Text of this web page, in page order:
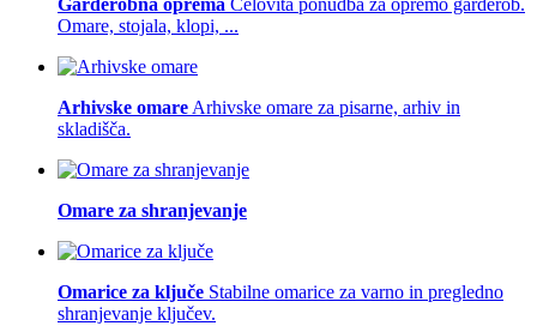
Garderobna oprema Celovita ponudba za opremo garderob.
Omare, stojala, klopi, ...
Arhivske omare Arhivske omare za pisarne, arhiv in
skladišča.
Omare za shranjevanje
Omarice za ključe Stabilne omarice za varno in pregledno
shranjevanje ključev.